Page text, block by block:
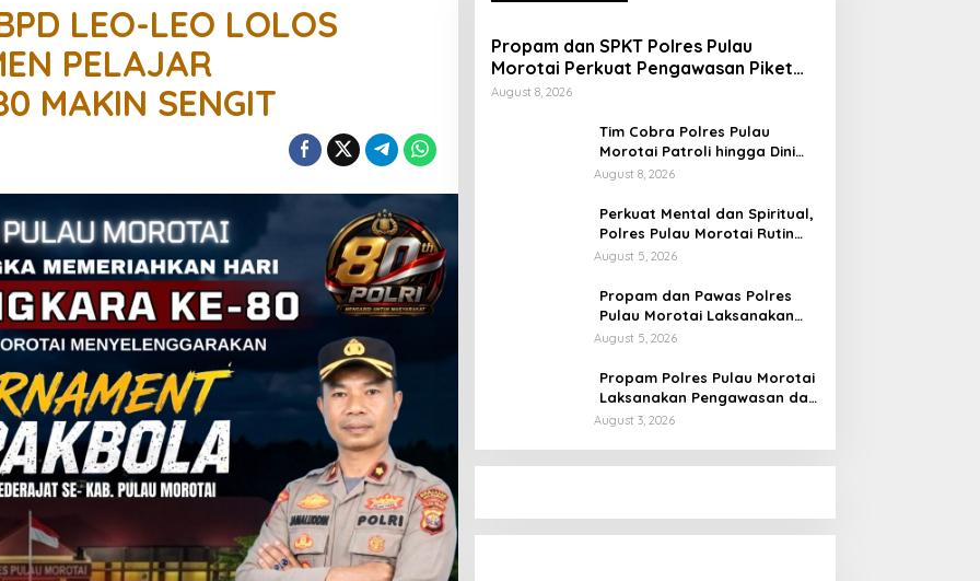
LEO-LEO LOLOS
PELAJAR
MAKIN SENGIT
Propam dan SPKT Polres Pulau
Morotai Perkuat Pengawasan Piket
dan Pelayanan Masyarakat Selama
August 8, 2026
Tim Cobra Polres Pulau
Morotai Patroli hingga Dini
Hari, Cegah Miras dan
August 8, 2026
Perkuat Mental dan Spiritual,
Polres Pulau Morotai Rutin
Gelar Binrohtal untuk Bentuk
August 5, 2026
Propam dan Pawas Polres
Pulau Morotai Laksanakan
Pengecekan Pelayanan,
Mendapat Pelayanan Optimal
August 5, 2026
Propam Polres Pulau Morotai
Laksanakan Pengawasan dan
Pengecekan Personel Saat
August 3, 2026